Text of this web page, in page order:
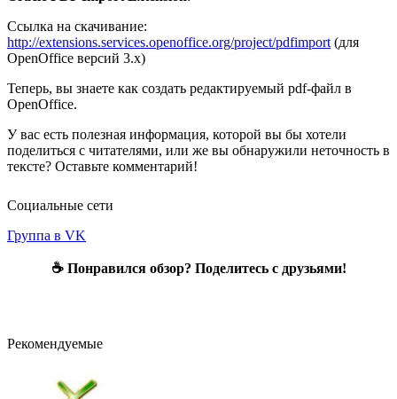
Ссылка на скачивание:
http://extensions.services.openoffice.org/project/pdfimport (для
OpenOffice версий 3.x)
Теперь, вы знаете как создать редактируемый pdf-файл в
OpenOffice.
У вас есть полезная информация, которой вы бы хотели
поделиться с читателями, или же вы обнаружили неточность в
тексте? Оставьте комментарий!
Социальные сети
Группа в VK
☕ Понравился обзор? Поделитесь с друзьями!
Рекомендуемые